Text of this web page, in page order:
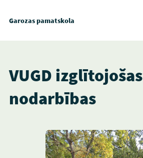
Garozas pamatskola
VUGD izglītojošas
nodarbības